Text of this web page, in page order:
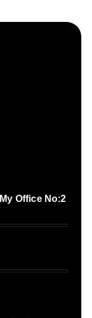
Office No:2